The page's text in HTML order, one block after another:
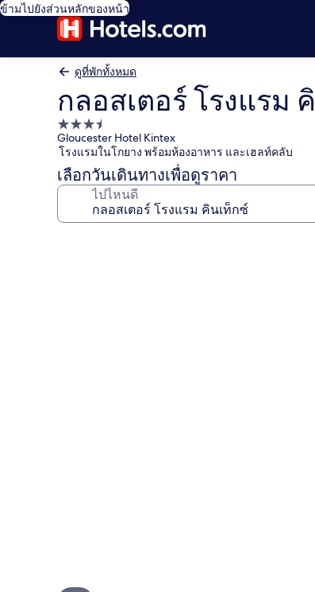
ข้ามไปยังส่วนหลักของหน้า
ดูที่พักทั้งหมด
กลอสเตอร์ โรงแรม
ที่พัก
3.5
ดาว
Gloucester Hotel Kintex
โรงแรมในโกยาง พร้อมห้องอาหาร และเฮลท์คลับ
เลือกวันเดินทางเพื่อดูราคา
ไปไหนดี